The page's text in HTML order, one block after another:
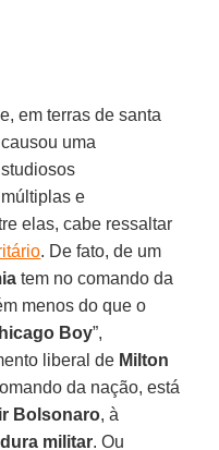
em terras de santa
uma
e
elas, cabe ressaltar
. De fato, de um
tem no comando da
menos do que o
Boy”,
liberal de Milton
da nação, está
Bolsonaro, à
militar. Ou